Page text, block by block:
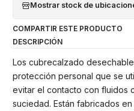
Mostrar stock de
COMPARTIR ESTE PRODUCTO
DESCRIPCIÓN
Los cubrecalzado
protección personal que se
evitar el contacto con fluidos
suciedad. Están fabricados